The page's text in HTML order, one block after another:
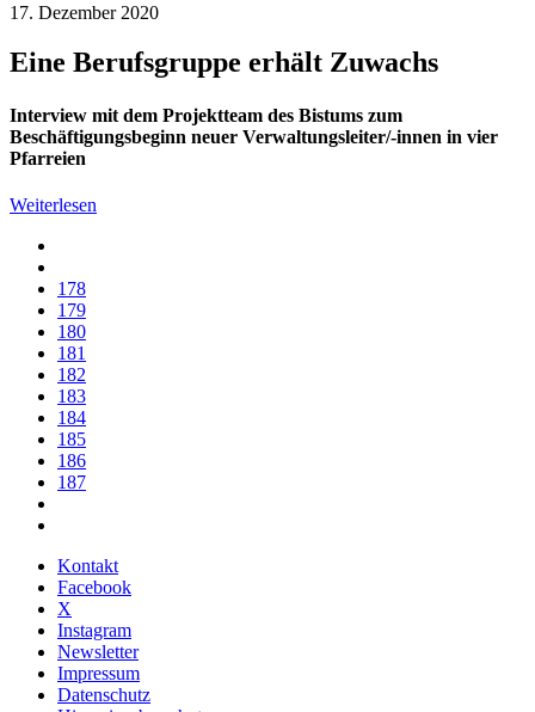
17. Dezember 2020
Eine Berufsgruppe erhält Zuwachs
Interview mit dem Projektteam des Bistums zum
Beschäftigungsbeginn neuer Verwaltungsleiter/-innen in vier
Pfarreien
Weiterlesen
178
179
180
181
182
183
184
185
186
187
Kontakt
Facebook
X
Instagram
Newsletter
Impressum
Datenschutz